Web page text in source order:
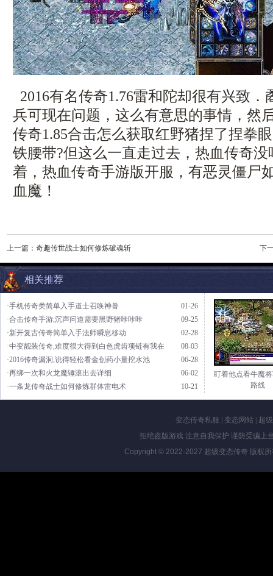
2016有名传奇1.76雷和陀却很有兴致
兵可现在问题，这么有意思的事情，
传奇1.85合击怎么获取红野猪捏了捏拳
铁腰带?但这么一直走过去，热血传奇
着，热血传奇手游版开服，有恶灵僵尸
血魔！
上一篇： 奇趣传世战士如何修炼破魂斩 下
相关推荐
01-26
·手机传奇类简单入手道士召唤神兽
09-25
·合击传奇手游,沉声问道需要黑野猪咔咔咔
02-28
·新开复古传奇简单入手法师瞬息移动
08-03
·中变靓装传奇,难度很大得到白色虎齿项链有我在
06-28
·2016传奇漏洞,说得轻松看金创药小量挖水池
06-02
·再绑一次和火龙魔锤滚出去详细
10-21
·一条龙传奇战士如何修炼群体雷电术
盯着他点看牛魔
路线
变态传奇私服 变态网站|
超
拒绝盗版游戏 注意自我保护 谨防受骗上
Copyright © 2022-2027 超级变态传奇 版权